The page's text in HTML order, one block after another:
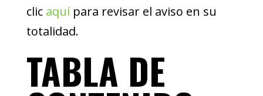
clic aquí para revisar el aviso en su
totalidad.
TABLA DE